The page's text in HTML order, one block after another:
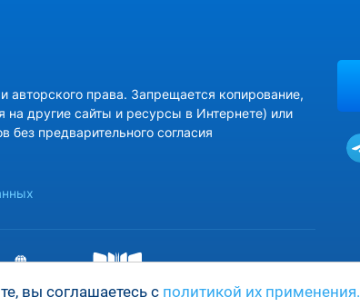
вы соглашаетесь с политикой их применения.
авторского права. Запрещается копирование,
на другие сайты и ресурсы в Интернете) или
без предварительного согласия